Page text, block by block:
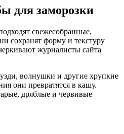
для заморозки
свежесобранные,
сохранят форму и текстуру
журналисты сайта
волнушки и другие хрупкие
они превратятся в кашу.
дряблые и червивые